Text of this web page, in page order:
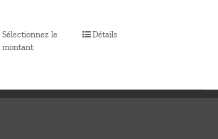
Sélectionnez le
montant
Détails